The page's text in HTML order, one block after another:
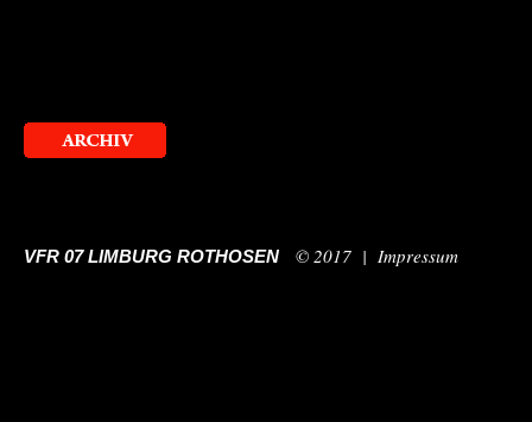
VFR 07 LIMBURG ROTHOSEN © 2017 | Impressum